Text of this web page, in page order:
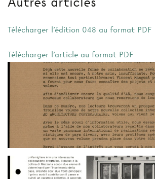
Télécharger l'édition 048 au format PDF
Télécharger l'article au format PDF